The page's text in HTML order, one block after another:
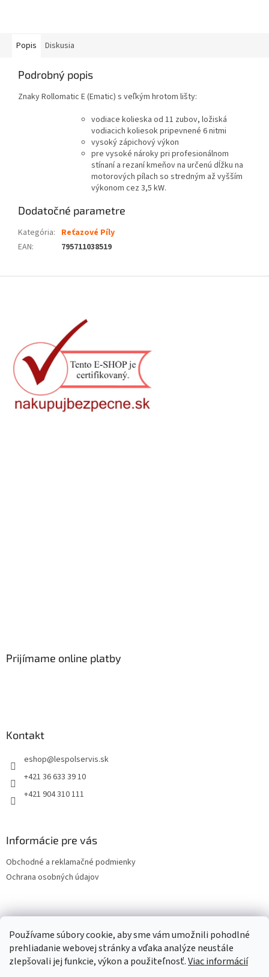
Používame súbory cookie, aby sme vám umožnili pohodlné
prehliadanie webovej stránky a vďaka analýze neustále
zlepšovali jej funkcie, výkon a použiteľnosť.Viac informácií
Popis Diskusia
Podrobný popis
Znaky Rollomatic E (Ematic) s veľkým hrotom lišty:
vodiace kolieska od 11 zubov, ložiská
vodiacich koliesok pripevnené 6 nitmi
vysoký zápichový výkon
pre vysoké nároky pri profesionálnom
stínaní a rezaní kmeňov na určenú dĺžku na
motorových pílach so stredným až vyšším
výkonom cez 3,5 kW.
Dodatočné parametre
Kategória: Reťazové Píly
EAN: 795711038519
Prijímame online platby
Kontakt
eshop@lespolservis.sk
+421 36 633 39 10
+421 904 310 111
Informácie pre vás
Obchodné a reklamačné podmienky
Ochrana osobných údajov